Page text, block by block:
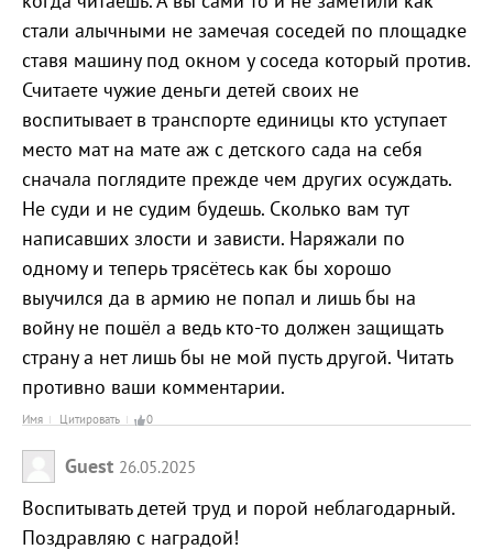
стали алычными не замечая соседей по площадке
ставя машину под окном у соседа который против.
Считаете чужие деньги детей своих не
воспитывает в транспорте единицы кто уступает
место мат на мате аж с детского сада на себя
сначала поглядите прежде чем других осуждать.
Не суди и не судим будешь. Сколько вам тут
написавших злости и зависти. Наряжали по
одному и теперь трясётесь как бы хорошо
выучился да в армию не попал и лишь бы на
войну не пошёл а ведь кто-то должен защищать
страну а нет лишь бы не мой пусть другой. Читать
противно ваши комментарии.
Имя Цитировать 0
Guest 26.05.2025
Воспитывать детей труд и порой неблагодарный.
Поздравляю с наградой!